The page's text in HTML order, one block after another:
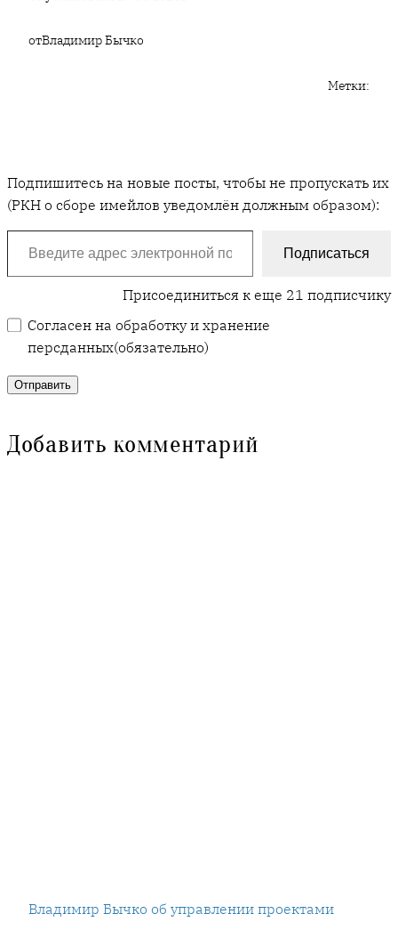
отВладимир Бычко
Метки:
Подпишитесь на новые посты, чтобы не пропускать их
(РКН о сборе имейлов уведомлён должным образом):
Введите адрес электронной почты…
Подписаться
Присоединиться к еще 21 подписчику
Согласен на обработку и хранение
персданных(обязательно)
Отправить
Добавить комментарий
Владимир Бычко об управлении проектами